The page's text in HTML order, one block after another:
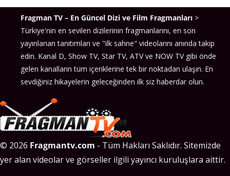
Fragman TV – En Güncel Dizi ve Film Fragmanları >
Türkiye'nin en sevilen dizilerinin fragmanlarını, en son
yayınlanan tanıtımları ve "ilk sahne" videolarını anında takip
edin. Kanal D, Show TV, Star TV, ATV ve NOW TV gibi önde
gelen kanalların tüm içeriklerine tek bir noktadan ulaşın. En
sevdiğiniz hikayelerin geleceğinden ilk siz haberdar olun.
© 2026 Fragmantv.com - Tüm Hakları Saklıdır. Sitemizde
yer alan videolar ve görseller ilgili yayıncı kuruluşlara aittir.